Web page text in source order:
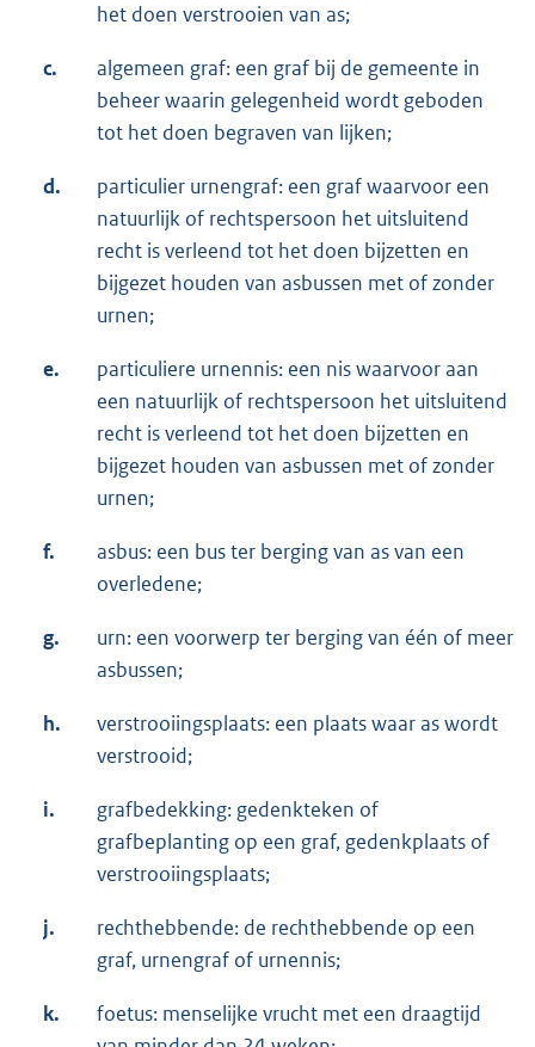
het doen verstrooien van as;
c.
algemeen graf: een graf bij de gemeente in
beheer waarin gelegenheid wordt geboden
tot het doen begraven van lijken;
d.
particulier urnengraf: een graf waarvoor een
natuurlijk of rechtspersoon het uitsluitend
recht is verleend tot het doen bijzetten en
bijgezet houden van asbussen met of zonder
urnen;
e.
particuliere urnennis: een nis waarvoor aan
een natuurlijk of rechtspersoon het uitsluitend
recht is verleend tot het doen bijzetten en
bijgezet houden van asbussen met of zonder
urnen;
f.
asbus: een bus ter berging van as van een
overledene;
g.
urn: een voorwerp ter berging van één of meer
asbussen;
h.
verstrooiingsplaats: een plaats waar as wordt
verstrooid;
i.
grafbedekking: gedenkteken of
grafbeplanting op een graf, gedenkplaats of
verstrooiingsplaats;
j.
rechthebbende: de rechthebbende op een
graf, urnengraf of urnennis;
k.
foetus: menselijke vrucht met een draagtijd